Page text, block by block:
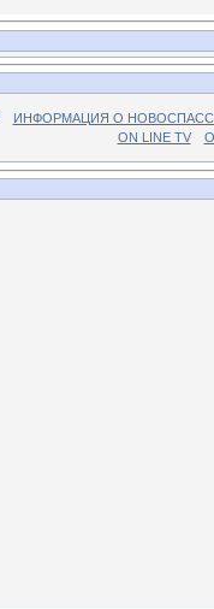
ИНФОРМАЦИЯ О
ON LINE TV